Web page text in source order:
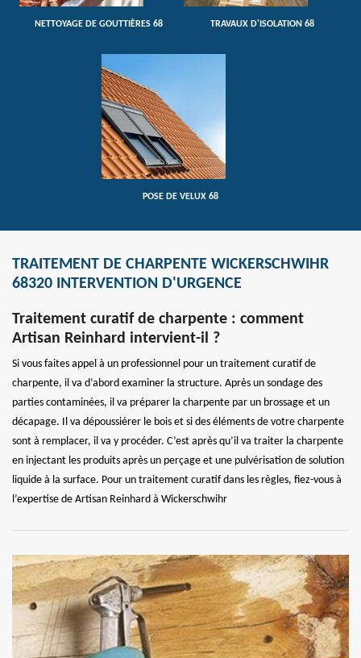
NETTOYAGE DE GOUTTIÈRES 68 TRAVAUX D'ISOLATION 68
POSE DE VELUX 68
TRAITEMENT DE CHARPENTE WICKERSCHWIHR
68320 INTERVENTION D'URGENCE
Traitement curatif de charpente : comment
Artisan Reinhard intervient-il ?
Si vous faites appel à un professionnel pour un traitement curatif de
charpente, il va d’abord examiner la structure. Après un sondage des
parties contaminées, il va préparer la charpente par un brossage et un
décapage. Il va dépoussiérer le bois et si des éléments de votre charpente
sont à remplacer, il va y procéder. C’est après qu’il va traiter la charpente
en injectant les produits après un perçage et une pulvérisation de solution
liquide à la surface. Pour un traitement curatif dans les règles, fiez-vous à
l’expertise de Artisan Reinhard à Wickerschwihr